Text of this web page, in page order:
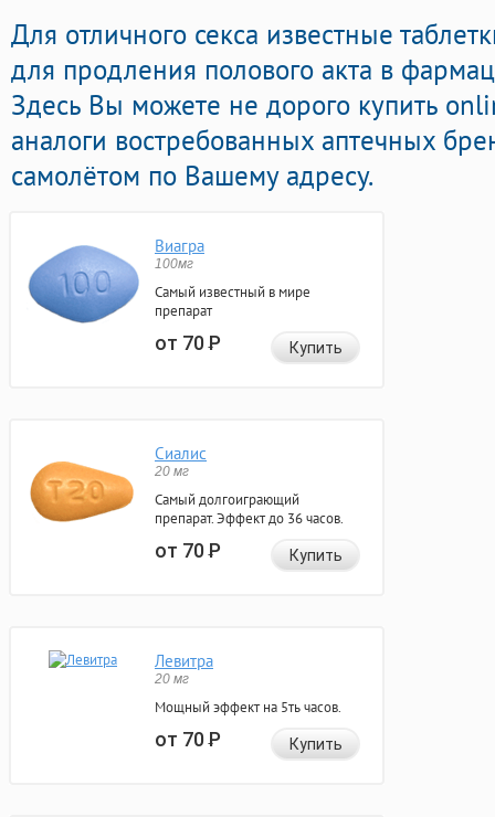
Для отличного секса известные
для продления полового акта в
Здесь Вы можете не дорого купить
аналоги востребованных аптечных
самолётом по Вашему адресу.
Виагра
100мг
Самый известный в мире
препарат
от 70Р Купить
Сиалис
20 мг
Самый долгоиграющий
препарат. Эффект до 36 часов.
от 70Р Купить
Левитра
20 мг
Мощный эффект на 5ть часов.
от 70Р Купить